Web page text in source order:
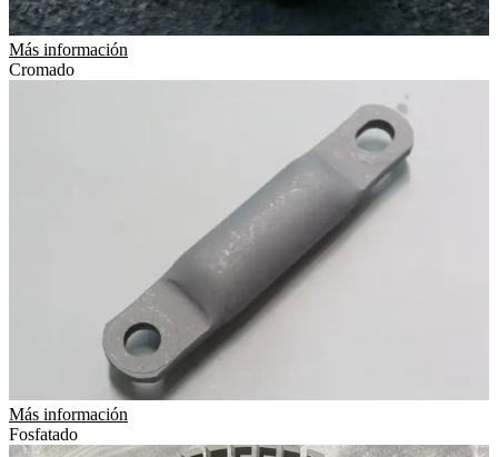
Más información
Cromado
Más información
Fosfatado